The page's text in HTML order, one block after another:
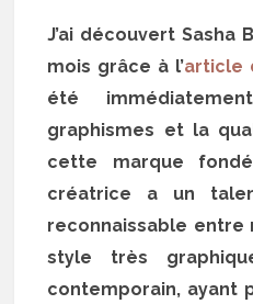
J’ai découvert
mois grâce à l’article
été
graphismes et la
cette marque
créatrice a un
reconnaissable entre
style très
contemporain, ayant